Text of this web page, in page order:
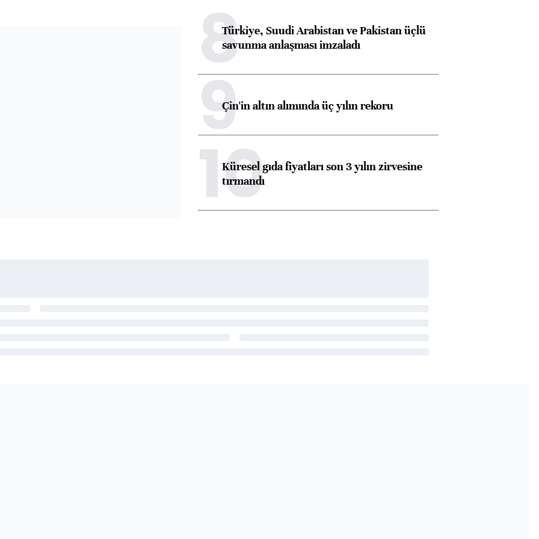
8Türkiye, Suudi Arabistan ve Pakistan üçlü
savunma anlaşması imzaladı
9Çin'in altın alımında üç yılın rekoru
10
Küresel gıda fiyatları son 3 yılın zirvesine
tırmandı